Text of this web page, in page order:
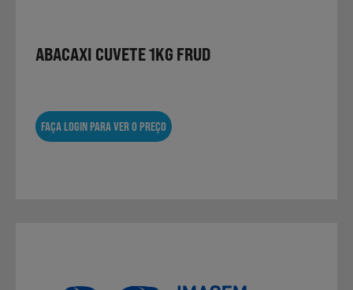
ABACAXI CUVETE 1KG FRUD
FAÇA LOGIN PARA VER O PREÇO